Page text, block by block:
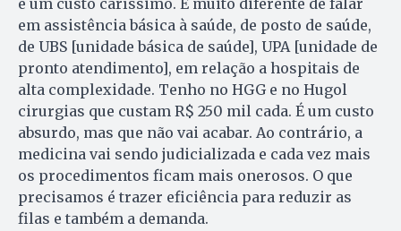
em assistência básica à saúde, de posto de saúde,
de UBS [unidade básica de saúde], UPA [unidade de
pronto atendimento], em relação a hospitais de
alta complexidade. Tenho no HGG e no Hugol
cirurgias que custam R$ 250 mil cada. É um custo
absurdo, mas que não vai acabar. Ao contrário, a
medicina vai sendo judicializada e cada vez mais
os procedimentos ficam mais onerosos. O que
precisamos é trazer eficiência para reduzir as
filas e também a demanda.